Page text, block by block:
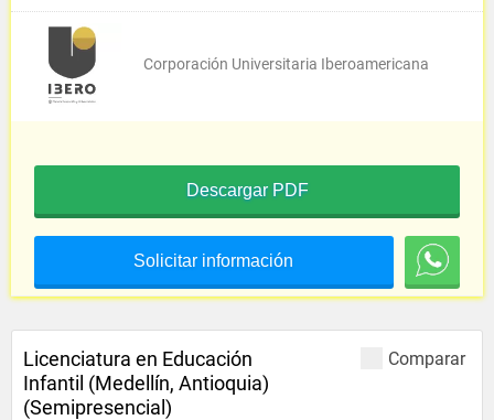
Corporación Universitaria Iberoamericana
Descargar PDF
Solicitar información
Comparar
Licenciatura en Educación
Infantil (Medellín, Antioquia)
(Semipresencial)